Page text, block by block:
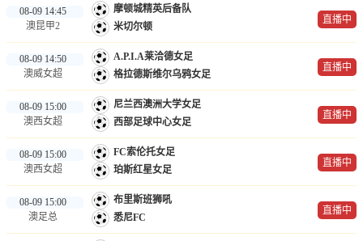
08-09 14:45
澳昆甲2
摩顿城精英后备队
米切尔顿
直播中
08-09 14:50
澳威女超
A.P.I.A莱洽德女足
格拉德斯维尔乌鸦女足
直播中
08-09 15:00
澳西女超
尼兰西澳洲大学女足
西部足球中心女足
直播中
08-09 15:00
澳西女超
FC索伦托女足
珀斯红星女足
直播中
08-09 15:00
澳足总
布里斯班狮吼
悉尼FC
直播中